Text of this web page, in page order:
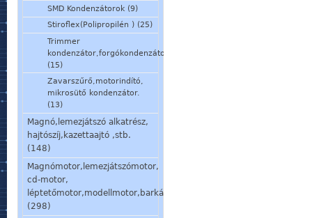
SMD Kondenzátorok (9)
Stiroflex(Polipropilén ) (25)
Trimmer
kondenzátor,forgókondenzátor
(15)
Zavarszűrő,motorindító,
mikrosütő kondenzátor.
(13)
Magnó,lemezjátszó alkatrész,
hajtószíj,kazettaajtó ,stb.
(148)
Magnómotor,lemezjátszómotor,
cd-motor,
léptetőmotor,modellmotor,barkácsmotor.
(298)